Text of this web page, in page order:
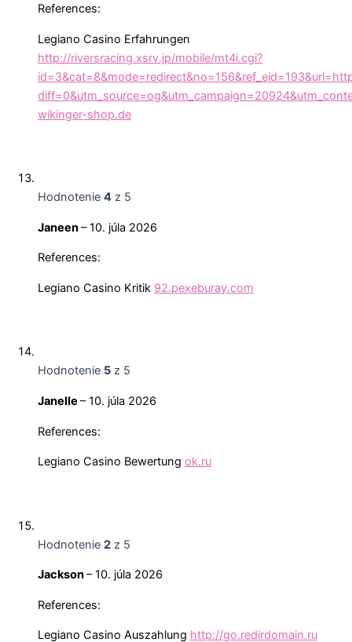
References:
Legiano Casino Erfahrungen
http://riversracing.xsrv.jp/mobile/mt4i.cgi?
wikinger-shop.de
Hodnotenie 4 z 5
Janeen– 10. júla 2026
References:
Legiano Casino Kritik 92.pexeburay.com
Hodnotenie 5 z 5
Janelle – 10. júla 2026
References:
Legiano Casino Bewertung ok.ru
Hodnotenie 2 z 5
Jackson– 10. júla 2026
References:
Legiano Casino Auszahlung http://go.redirdomain.ru